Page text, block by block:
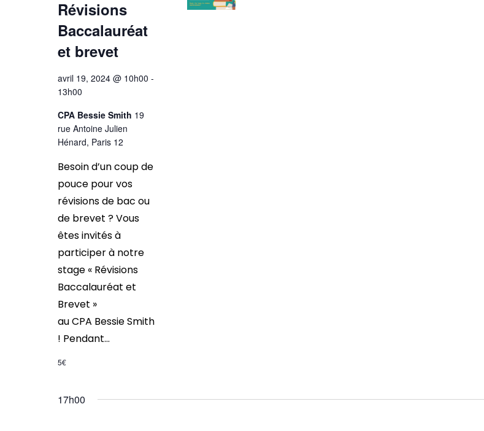
Révisions
Baccalauréat
et brevet
avril 19, 2024 @ 10h00 -
13h00
CPA Bessie Smith 19
rue Antoine Julien
Hénard, Paris 12
Besoin d’un coup de
pouce pour vos
révisions de bac ou
de brevet ? Vous
êtes invités à
participer à notre
stage « Révisions
Baccalauréat et
Brevet »
au CPA Bessie Smith
! Pendant...
5€
17h00